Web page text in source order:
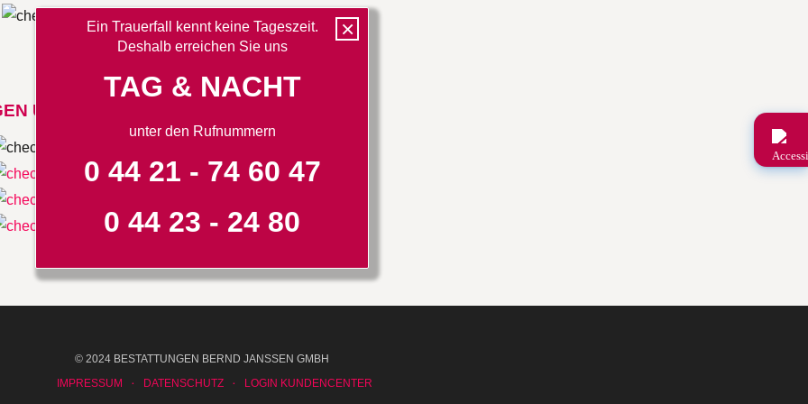
UND VOLLMACHTEN
© 2024 BESTATTUNGEN BERND JANSSEN GMBH
IMPRESSUM
DATENSCHUTZ LOGIN KUNDENCENTER
×
Ein Trauerfall kennt keine Tageszeit.
Deshalb erreichen Sie uns
TAG & NACHT
unter den Rufnummern
0 44 21 - 74 60 47
0 44 23 - 24 80